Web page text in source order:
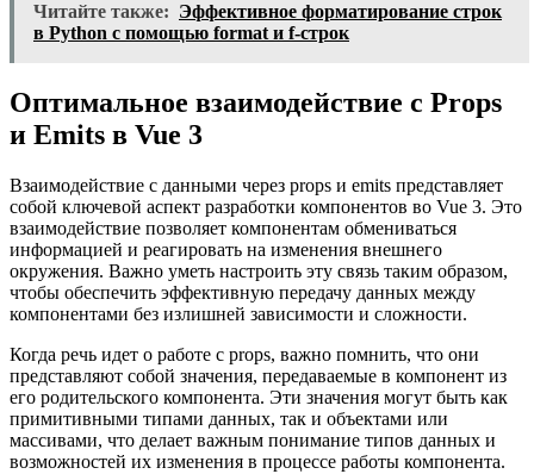
Читайте также: Эффективное форматирование строк
в Python с помощью format и f-строк
Оптимальное взаимодействие с Props
и Emits в Vue 3
Взаимодействие с данными через props и emits представляет
собой ключевой аспект разработки компонентов во Vue 3. Это
взаимодействие позволяет компонентам обмениваться
информацией и реагировать на изменения внешнего
окружения. Важно уметь настроить эту связь таким образом,
чтобы обеспечить эффективную передачу данных между
компонентами без излишней зависимости и сложности.
Когда речь идет о работе с props, важно помнить, что они
представляют собой значения, передаваемые в компонент из
его родительского компонента. Эти значения могут быть как
примитивными типами данных, так и объектами или
массивами, что делает важным понимание типов данных и
возможностей их изменения в процессе работы компонента.